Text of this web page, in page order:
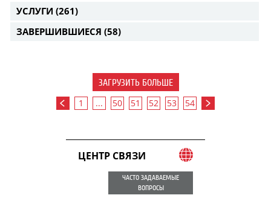
УСЛУГИ (261)
ЗАВЕРШИВШИЕСЯ (58)
ЗАГРУЗИТЬ БОЛЬШЕ
1 ... 50 51 52 53 54
ЦЕНТР СВЯЗИ
ЧАСТО ЗАДАВАЕМЫЕ
ВОПРОСЫ